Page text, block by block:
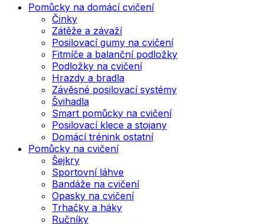
Pomůcky na domácí cvičení
Činky
Zátěže a závaží
Posilovací gumy na cvičení
Fitmíče a balanční podložky
Podložky na cvičení
Hrazdy a bradla
Závěsné posilovací systémy
Švihadla
Smart pomůcky na cvičení
Posilovací klece a stojany
Domácí trénink ostatní
Pomůcky na cvičení
Šejkry
Sportovní láhve
Bandáže na cvičení
Opasky na cvičení
Trhačky a háky
Ručníky